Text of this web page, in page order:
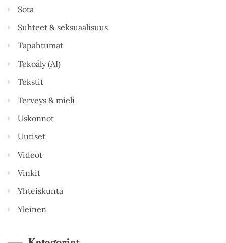
Sota
Suhteet & seksuaalisuus
Tapahtumat
Tekoäly (AI)
Tekstit
Terveys & mieli
Uskonnot
Uutiset
Videot
Vinkit
Yhteiskunta
Yleinen